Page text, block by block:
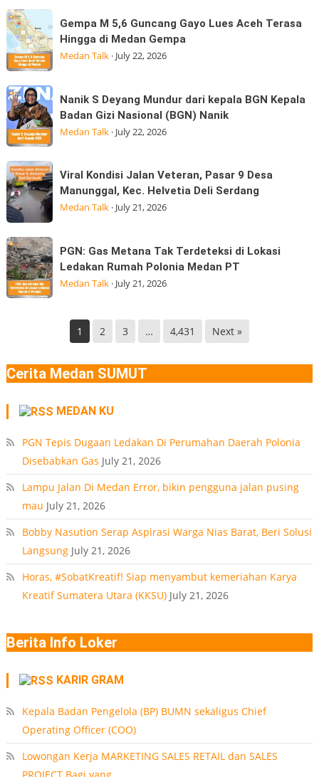
Korban
Banjir
Kepedulian
BPSDM
Sumatera
Utara
Laksanakan
Kepemimpinan
Strategis
di
Gempa
M
5,6
Guncang
Gayo
Lues
Aceh
Terasa
di
Medan
Gempa
Gempa M 5,6 Guncang Gayo Lues Aceh Terasa
Hingga di Medan Gempa
Medan Talk· July 22, 2026
Nanik
S
Deyang
Mundur
dari
kepala
BGN
Kepala
Gizi
Nasional
(BGN) Nanik
Nanik S Deyang Mundur dari kepala BGN Kepala
Badan Gizi Nasional (BGN) Nanik
Medan Talk· July 22, 2026
Viral
Kondisi
Jalan
Veteran,
Pasar
9
Desa
Manunggal,
Viral Kondisi Jalan Veteran, Pasar 9 Desa
Manunggal, Kec. Helvetia Deli Serdang
Medan Talk· July 21, 2026
PGN:
Gas
Metana
Tak
Ledakan
Rumah
Medan
PGN: Gas Metana Tak Terdeteksi di Lokasi
Ledakan Rumah Polonia Medan PT
Medan Talk· July 21, 2026
1 2 3 … 4,431 Next »
Cerita Medan SUMUT
MEDAN KU
PGN Tepis Dugaan Ledakan Di Perumahan Daerah Polonia
Disebabkan Gas July 21, 2026
Lampu Jalan Di Medan Error, bikin pengguna jalan pusing
mau July 21, 2026
Bobby Nasution Serap Aspirasi Warga Nias Barat, Beri Solusi
Langsung July 21, 2026
Horas, #SobatKreatif! Siap menyambut kemeriahan Karya
Kreatif Sumatera Utara (KKSU) July 21, 2026
Berita Info Loker
KARIR GRAM
Kepala Badan Pengelola (BP) BUMN sekaligus Chief
Operating Officer (COO)
Lowongan Kerja MARKETING SALES RETAIL dan SALES
PROJECT Bagi yang